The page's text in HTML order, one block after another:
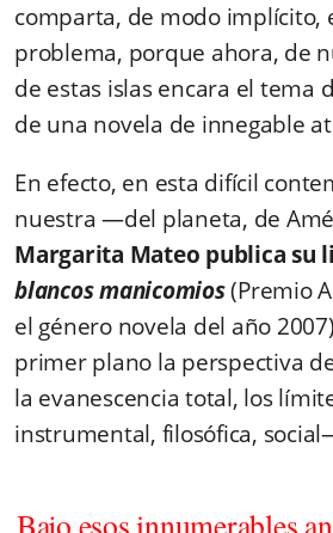
comparta, de modo implícito,
problema, porque ahora, de
de estas islas encara el tema
de una novela de innegable
En efecto, en esta difícil
nuestra —del planeta, de
Margarita Mateo publica su
blancos manicomios(Premio
el género novela del año
primer plano la perspectiva
la evanescencia total, los
instrumental, filosófica,
Bajo esos innumerables